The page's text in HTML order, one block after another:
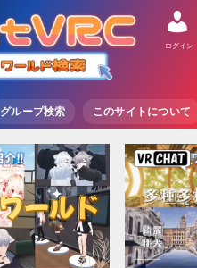
グループ検索 このサイトについて
ログイン